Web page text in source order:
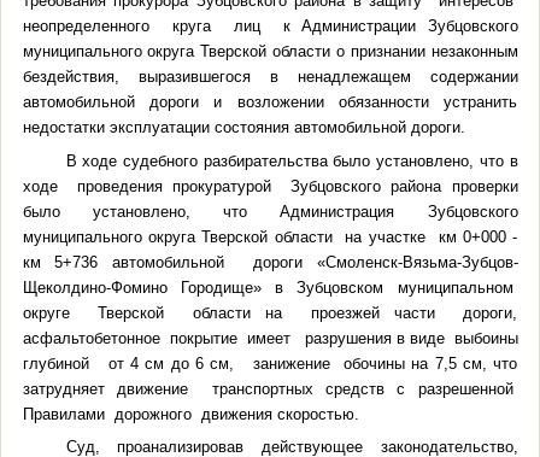
неопределенного круга лиц к Администрации Зубцовского
муниципального округа Тверской области о признании незаконным
бездействия, выразившегося в ненадлежащем содержании
автомобильной дороги и возложении обязанности устранить
недостатки эксплуатации состояния автомобильной дороги.
В ходе судебного разбирательства было установлено, что в
ходе
проведения прокуратурой Зубцовского района проверки
было установлено, что Администрация Зубцовского
муниципального округа Тверской области на участке км 0+000 -
км 5+736 автомобильной дороги «Смоленск-Вязьма-Зубцов-
Щеколдино-Фомино Городище» в Зубцовском муниципальном
округе Тверской области на проезжей части дороги,
асфальтобетонное покрытие имеет разрушения в виде выбоины
глубиной от 4 см до 6 см, занижение обочины на 7,5 см, что
затрудняет движение транспортных средств с разрешенной
Правилами дорожного движения скоростью.
Суд, проанализировав действующее законодательство,